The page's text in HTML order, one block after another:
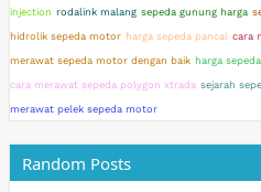
injection rodalink malang sepeda gunung harga
hidrolik sepeda motor harga sepeda pancal cara
merawat sepeda motor dengan baik harga
cara merawat sepeda polygon xtrada sejarah
merawat pelek sepeda motor
Random Posts